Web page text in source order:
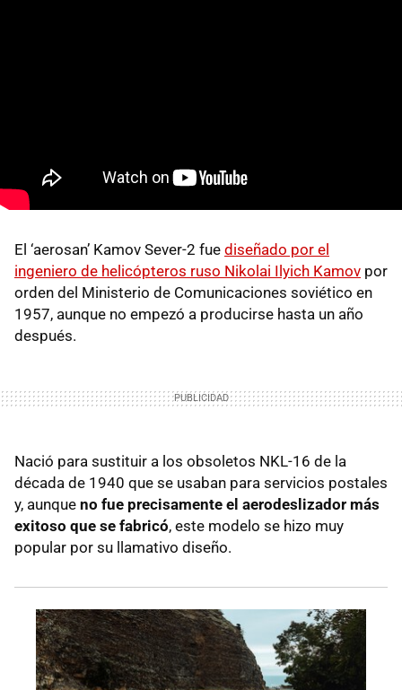
El ‘aerosan’ Kamov Sever-2 fue diseñado por el
ingeniero de helicópteros ruso Nikolai Ilyich Kamov por
orden del Ministerio de Comunicaciones soviético en
1957, aunque no empezó a producirse hasta un año
después.
Nació para sustituir a los obsoletos NKL-16 de la
década de 1940 que se usaban para servicios postales
y, aunque no fue precisamente el aerodeslizador más
exitoso que se fabricó, este modelo se hizo muy
popular por su llamativo diseño.